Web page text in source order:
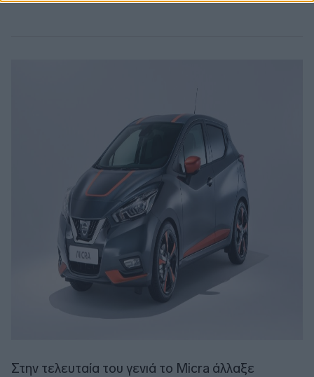
Στην τελευταία του γενιά το Micra άλλαξε